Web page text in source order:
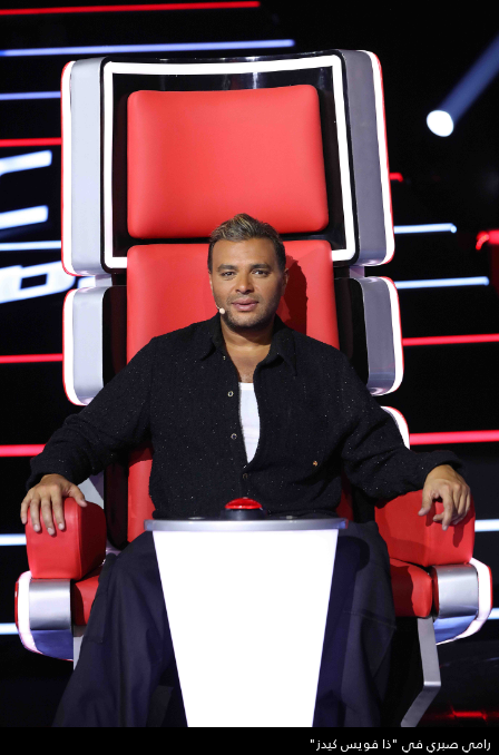
رامي صبري في "ذا فويس كيدز"